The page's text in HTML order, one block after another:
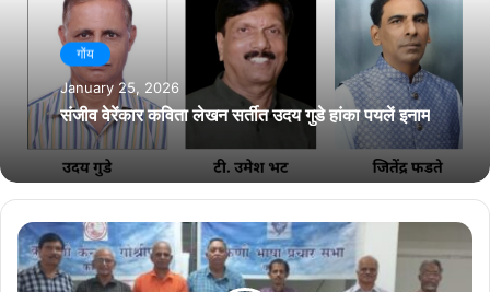
राश्ट्रीय नाट्य महोत्सवात सादर जातलें ‘देश राग’
July 11, 2026
इंडियन ऑलिंपिक असोसिएशनाचे कार्यकारी मंडळ वांगडी अमिताभ शर्मा आनी रोविंग
फेडरेशन ऑफ इंडिया आनी गोवा स्पोर्ट्स अॅथॉरिटीचे अधिकारी ह्या कार्यावळीक
हाजीर आशिल्ले. गोंयांतल्या उदका खेळां खातीर आनी दर्यादेगेवेल्या खेळां खातीर
वाडत वचपी मुळावी बांदावळ आनी आदार हांचेर ह्या कार्यावळींत भर दिलो अशें
अधिकाऱ्यांनी सांगलें.
गोंय
January 25, 2026
संजीव वेरेंकार कविता लेखन सर्तीत उदय गुडे हांका पयलें इनाम